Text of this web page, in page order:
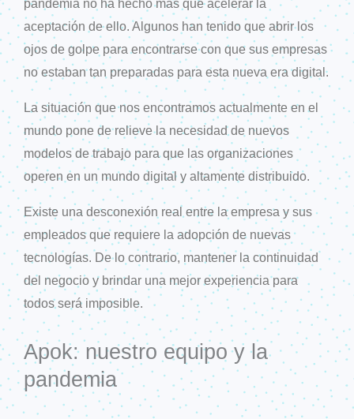
pandemia no ha hecho más que acelerar la
aceptación de ello. Algunos han tenido que abrir los
ojos de golpe para encontrarse con que sus empresas
no estaban tan preparadas para esta nueva era digital.
La situación que nos encontramos actualmente en el
mundo pone de relieve la necesidad de nuevos
modelos de trabajo para que las organizaciones
operen en un mundo digital y altamente distribuido.
Existe una desconexión real entre la empresa y sus
empleados que requiere la adopción de nuevas
tecnologías. De lo contrario, mantener la continuidad
del negocio y brindar una mejor experiencia para
todos será imposible.
Apok: nuestro equipo y la
pandemia